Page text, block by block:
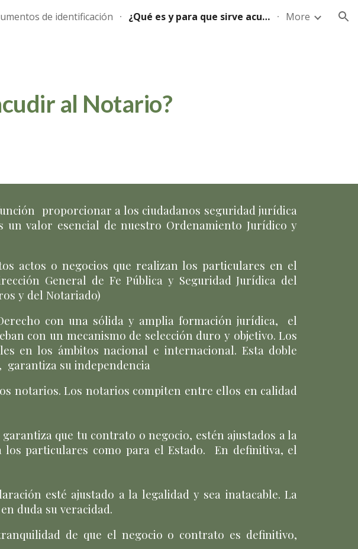
Skip to navigation
de identificación ¿Qué es y para que sirve acudir al Notario? More
al Notario?
proporcionar a los ciudadanos seguridad jurídica
un valor esencial de nuestro Ordenamiento Jurídico y
actos o negocios que realizan los particulares en el
General de Fe Pública y Seguridad Jurídica del
y del Notariado)
con una sólida y amplia formación jurídica, el
con un mecanismo de selección duro y objetivo. Los
en los ámbitos nacional e internacional. Esta doble
, garantiza su independencia
notarios.Los notarios compiten entre ellos en calidad
que tu contrato o negocio, estén ajustados a la
particulares como para el Estado. En definitiva, el
esté ajustado a la legalidad y sea inatacable. La
duda su veracidad.
de que el negocio o contrato es definitivo,